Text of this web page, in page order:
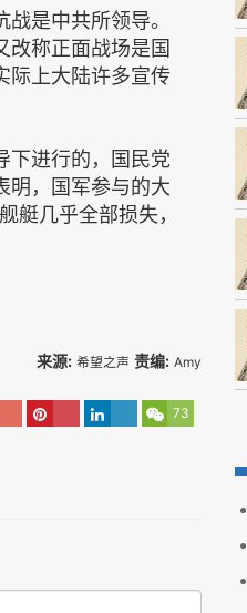
是中共所领导。
改称正面战场是国
际上大陆许多宣传
下进行的，国民党
明，国军参与的大
艇几乎全部损失，
来源: 希望之声 责编: Amy
73